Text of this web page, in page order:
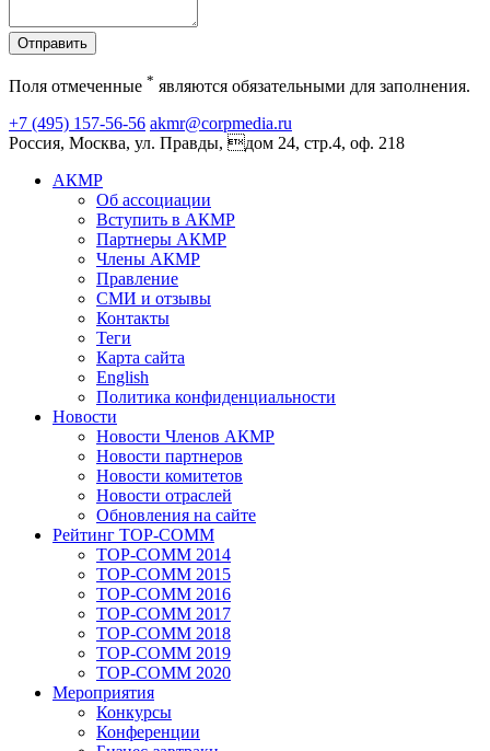
Отправить
Поля отмеченные * являются обязательными для заполнения.
+7 (495) 157-56-56 akmr@corpmedia.ru
Россия, Москва, ул. Правды, дом 24, стр.4, оф. 218
АКМР
Об ассоциации
Вступить в АКМР
Партнеры АКМР
Члены АКМР
Правление
СМИ и отзывы
Контакты
Теги
Карта сайта
English
Политика конфиденциальности
Новости
Новости Членов АКМР
Новости партнеров
Новости комитетов
Новости отраслей
Обновления на сайте
Рейтинг TOP-COMM
TOP-COMM 2014
TOP-COMM 2015
TOP-COMM 2016
TOP-COMM 2017
TOP-COMM 2018
TOP-COMM 2019
TOP-COMM 2020
Мероприятия
Конкурсы
Конференции